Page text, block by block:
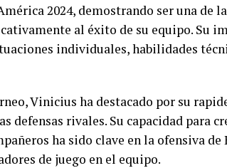
2024, demostrando ser una de
al éxito de su equipo. Su
individuales, habilidades
Vinicius ha destacado por su
defensas rivales. Su capacidad para
ha sido clave en la ofensiva de
de juego en el equipo.